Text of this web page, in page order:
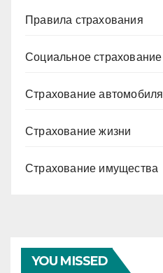
Правила страхования
Социальное страхование
Страхование автомобиля
Страхование жизни
Страхование имущества
YOU MISSED